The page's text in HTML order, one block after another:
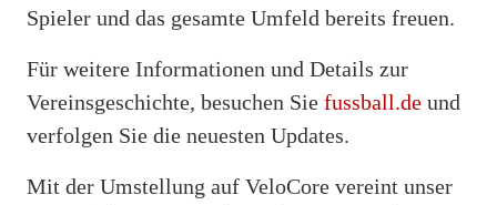
Spieler und das gesamte Umfeld bereits freuen.
Für weitere Informationen und Details zur
Vereinsgeschichte, besuchen Sie fussball.de und
verfolgen Sie die neuesten Updates.
Mit der Umstellung auf VeloCore vereint unser